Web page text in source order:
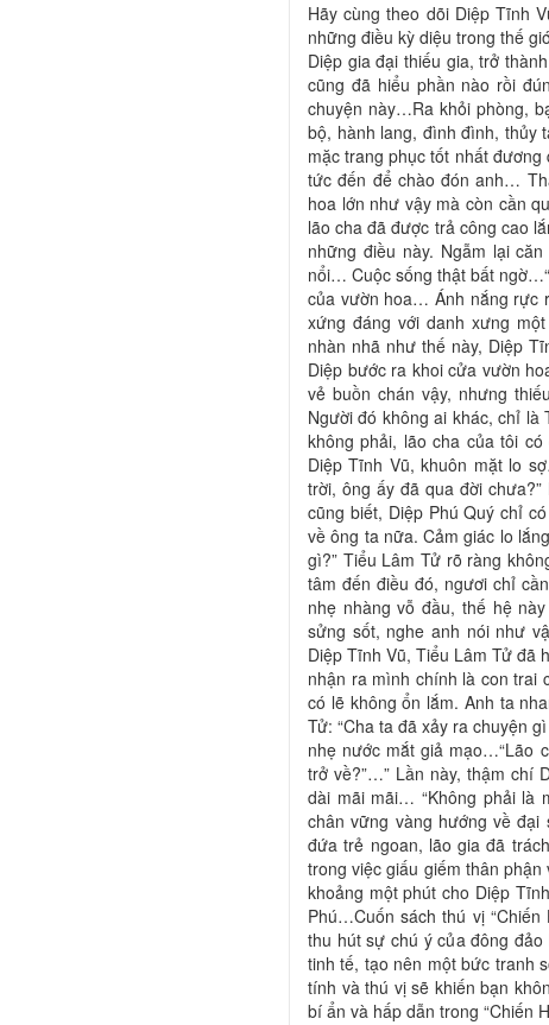
Hãy cùng theo dõi Diệp Tĩnh
những điều kỳ diệu trong thế
Diệp gia đại thiếu gia, trở
cũng đã hiểu phần nào rồi
chuyện này…Ra khỏi phòng,
bộ, hành lang, đình đình, thủy
mặc trang phục tốt nhất
tức đến để chào đón anh…
hoa lớn như vậy mà còn cần
lão cha đã được trả công cao
những điều này. Ngẫm lại
nổi… Cuộc sống thật bất
của vườn hoa… Ánh nắng rực
xứng đáng với danh xưng
nhàn nhã như thế này, Diệp
Diệp bước ra khoi cửa vườn
vẻ buồn chán vậy, nhưng
Người đó không ai khác, chỉ
không phải, lão cha của tôi
Diệp Tĩnh Vũ, khuôn mặt lo
trời, ông ấy đã qua đời
cũng biết, Diệp Phú Quý chỉ
về ông ta nữa. Cảm giác lo
gì?” Tiểu Lâm Tử rõ ràng
tâm đến điều đó, ngươi chỉ
nhẹ nhàng vỗ đầu, thế hệ
sửng sốt, nghe anh nói như
Diệp Tĩnh Vũ, Tiểu Lâm Tử
nhận ra mình chính là con trai
có lẽ không ổn lắm. Anh ta
Tử: “Cha ta đã xảy ra chuyện
nhẹ nước mắt giả mạo…“Lão
trở về?”…” Lần này, thậm chí
dài mãi mãi… “Không phải là
chân vững vàng hướng về
đứa trẻ ngoan, lão gia đã
trong việc giấu giếm thân
khoảng một phút cho Diệp
Phú…Cuốn sách thú vị
thu hút sự chú ý của đông
tinh tế, tạo nên một bức tranh
tính và thú vị sẽ khiến bạn
bí ẩn và hấp dẫn trong “Chiến